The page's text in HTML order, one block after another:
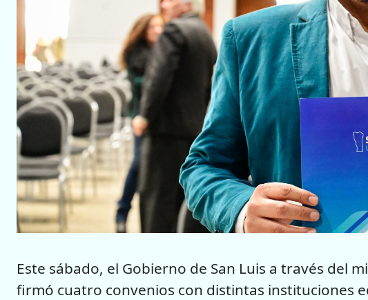
Este sábado, el Gobierno de San Luis a través del
firmó cuatro convenios con distintas instituciones